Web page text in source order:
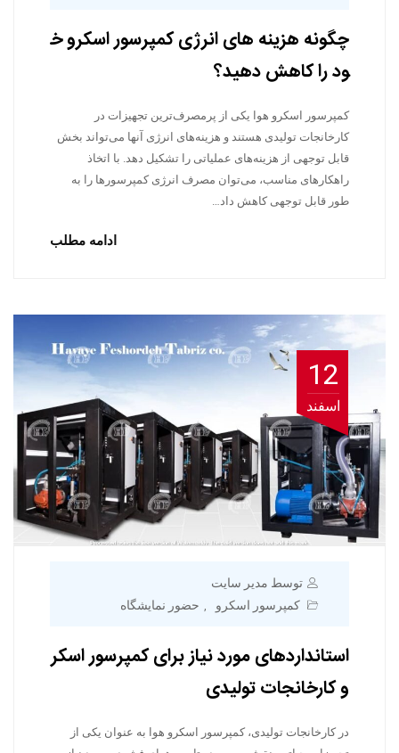
چگونه هزینه های انرژی کمپرسور اسکرو خ
ود را کاهش دهید؟
کمپرسور اسکرو هوا یکی از پرمصرف‌ترین تجهیزات در
کارخانجات تولیدی هستند و هزینه‌های انرژی آنها می‌تواند بخش
قابل توجهی از هزینه‌های عملیاتی را تشکیل دهد. با اتخاذ
راهکارهای مناسب، می‌توان مصرف انرژی کمپرسورها را به
طور قابل توجهی کاهش داد…
ادامه مطلب
12
اسفند
توسط مدیر سایت
کمپرسور اسکرو
, حضور نمایشگاه
استانداردهای مورد نیاز برای کمپرسور اسکر
و کارخانجات تولیدی
در کارخانجات تولیدی، کمپرسور اسکرو هوا به عنوان یکی از